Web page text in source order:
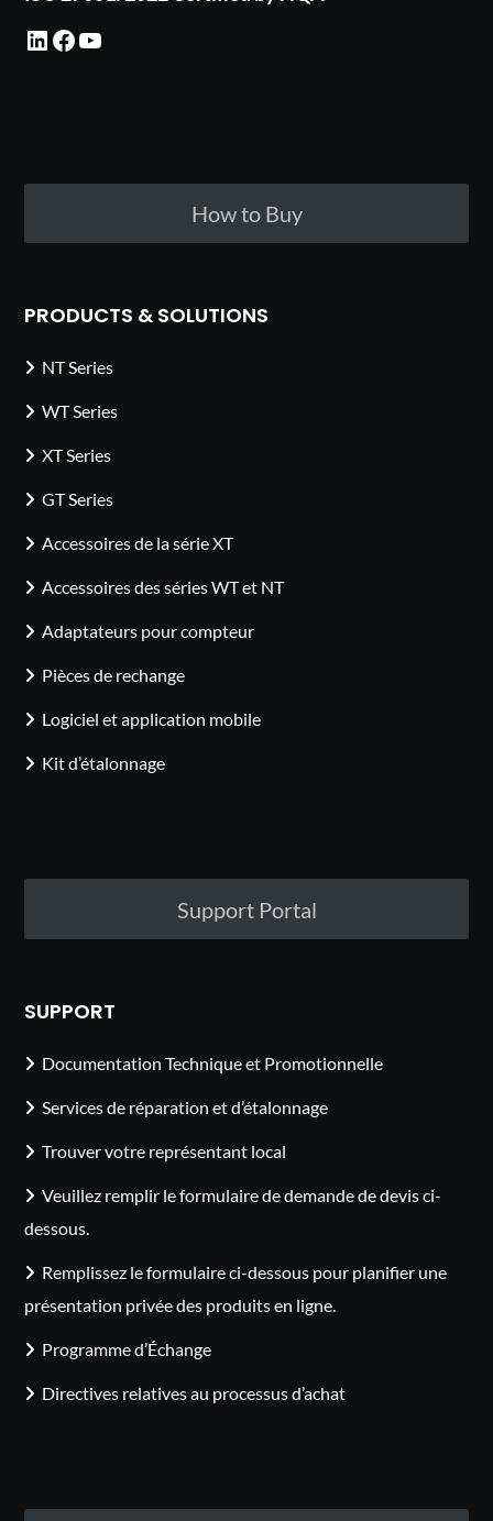
LinkedIn Facebook YouTube
How to Buy
PRODUCTS & SOLUTIONS
NT Series
WT Series
XT Series
GT Series
Accessoires de la série XT
Accessoires des séries WT et NT
Adaptateurs pour compteur
Pièces de rechange
Logiciel et application mobile
Kit d’étalonnage
Support Portal
SUPPORT
Documentation Technique et Promotionnelle
Services de réparation et d’étalonnage
Trouver votre représentant local
Veuillez remplir le formulaire de demande de devis ci-
dessous.
Remplissez le formulaire ci-dessous pour planifier une
présentation privée des produits en ligne.
Programme d’Échange
Directives relatives au processus d’achat